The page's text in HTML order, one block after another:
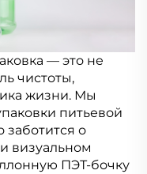
— это не
чистоты,
жизни. Мы
питьевой
заботится о
визуальном
ПЭТ-бочку